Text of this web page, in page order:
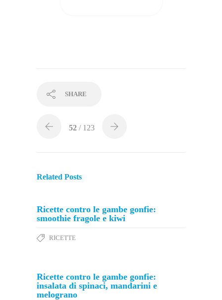
SHARE
52 / 123
Related Posts
Ricette contro le gambe gonfie:
smoothie fragole e kiwi
RICETTE
Ricette contro le gambe gonfie:
insalata di spinaci, mandarini e
melograno